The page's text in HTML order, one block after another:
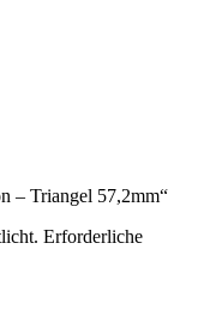
– Triangel 57,2mm“
Erforderliche